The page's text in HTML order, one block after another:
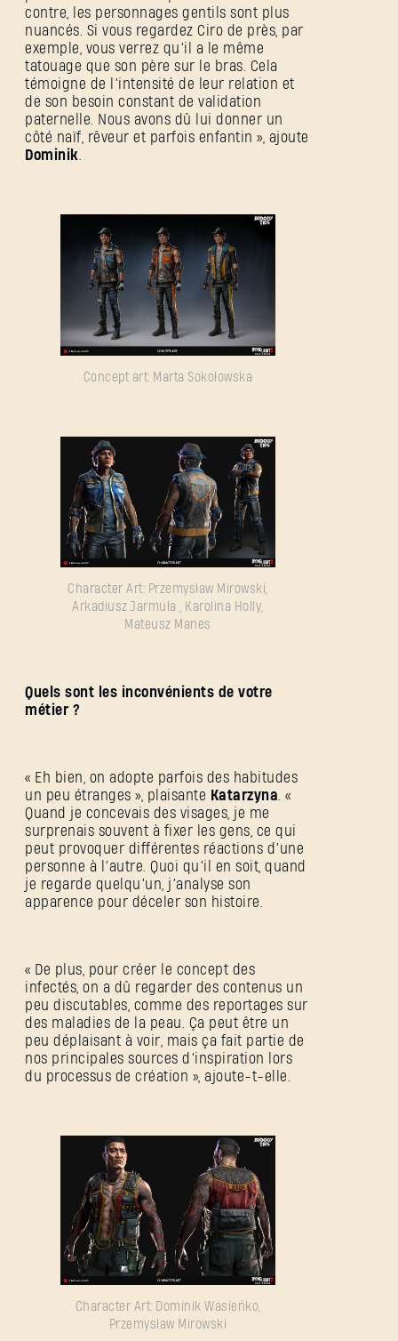
contre, les personnages gentils sont plus
nuancés. Si vous regardez Ciro de près, par
exemple, vous verrez qu’il a le même
tatouage que son père sur le bras. Cela
témoigne de l’intensité de leur relation et
de son besoin constant de validation
paternelle. Nous avons dû lui donner un
côté naïf, rêveur et parfois enfantin », ajoute
Dominik
Concept art: Marta Sokołowska
Character Art: Przemysław Mirowski,
Arkadiusz Jarmuła , Karolina Holly,
Mateusz Manes
Quels sont les inconvénients de votre
métier ?
« Eh bien, on adopte parfois des habitudes
un peu étranges », plaisante Katarzyna . «
Quand je concevais des visages, je me
surprenais souvent à fixer les gens, ce qui
peut provoquer différentes réactions d’une
personne à l’autre. Quoi qu’il en soit, quand
je regarde quelqu’un, j’analyse son
apparence pour déceler son histoire.
« De plus, pour créer le concept des
infectés, on a dû regarder des contenus un
peu discutables, comme des reportages sur
des maladies de la peau. Ça peut être un
peu déplaisant à voir, mais ça fait partie de
nos principales sources d’inspiration lors
du processus de création », ajoute-t-elle.
Character Art: Dominik Wasieńko,
Przemysław Mirowski